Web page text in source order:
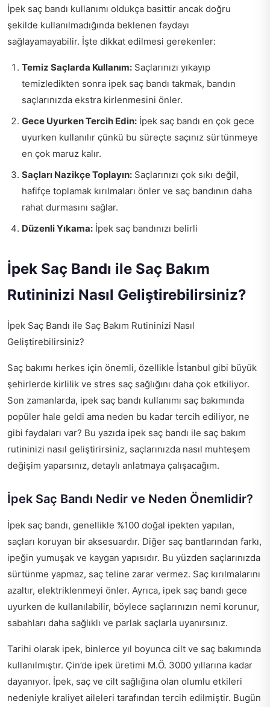
İpek saç bandı kullanımı oldukça basittir ancak doğru
şekilde kullanılmadığında beklenen faydayı
sağlayamayabilir. İşte dikkat edilmesi gerekenler:
Temiz Saçlarda Kullanım: Saçlarınızı yıkayıp
temizledikten sonra ipek saç bandı takmak, bandın
saçlarınızda ekstra kirlenmesini önler.
Gece Uyurken Tercih Edin: İpek saç bandı en çok gece
uyurken kullanılır çünkü bu süreçte saçınız sürtünmeye
en çok maruz kalır.
Saçları Nazikçe Toplayın: Saçlarınızı çok sıkı değil,
hafifçe toplamak kırılmaları önler ve saç bandının daha
rahat durmasını sağlar.
Düzenli Yıkama: İpek saç bandınızı belirli
İpek Saç Bandı ile Saç Bakım
Rutininizi Nasıl Geliştirebilirsiniz?
İpek Saç Bandı ile Saç Bakım Rutininizi Nasıl
Geliştirebilirsiniz?
Saç bakımı herkes için önemli, özellikle İstanbul gibi büyük
şehirlerde kirlilik ve stres saç sağlığını daha çok etkiliyor.
Son zamanlarda, ipek saç bandı kullanımı saç bakımında
popüler hale geldi ama neden bu kadar tercih ediliyor, ne
gibi faydaları var? Bu yazıda ipek saç bandı ile saç bakım
rutininizi nasıl geliştirirsiniz, saçlarınızda nasıl muhteşem
değişim yaparsınız, detaylı anlatmaya çalışacağım.
İpek Saç Bandı Nedir ve Neden Önemlidir?
İpek saç bandı, genellikle %100 doğal ipekten yapılan,
saçları koruyan bir aksesuardır. Diğer saç bantlarından farkı,
ipeğin yumuşak ve kaygan yapısıdır. Bu yüzden saçlarınızda
sürtünme yapmaz, saç teline zarar vermez. Saç kırılmalarını
azaltır, elektriklenmeyi önler. Ayrıca, ipek saç bandı gece
uyurken de kullanılabilir, böylece saçlarınızın nemi korunur,
sabahları daha sağlıklı ve parlak saçlarla uyanırsınız.
Tarihi olarak ipek, binlerce yıl boyunca cilt ve saç bakımında
kullanılmıştır. Çin’de ipek üretimi M.Ö. 3000 yıllarına kadar
dayanıyor. İpek, saç ve cilt sağlığına olan olumlu etkileri
nedeniyle kraliyet aileleri tarafından tercih edilmiştir. Bugün